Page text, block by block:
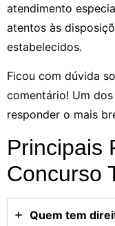
atendimento
atentos às
estabelecidos.
Ficou com dúvida
comentário! Um
responder o mais
Principais
Concurso
Quem tem